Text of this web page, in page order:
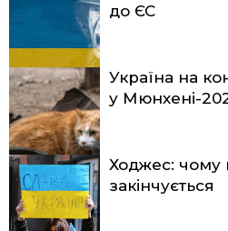
до ЄС
Україна на
у Мюнхені-
Ходжес: чому
закінчується